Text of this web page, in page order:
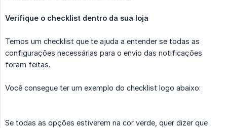
Verifique o checklist dentro da sua loja
Temos um checklist que te ajuda a entender se todas as
configurações necessárias para o envio das notificações
foram feitas.
Você consegue ter um exemplo do checklist logo abaixo:
Se todas as opções estiverem na cor verde, quer dizer que